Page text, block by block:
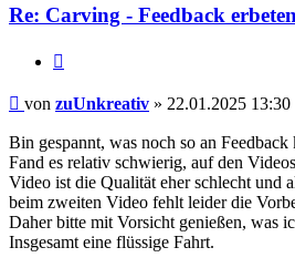
Re: Carving - Feedback erbeten
Beitrag
von zuUnkreativ » 22.01.2025 13:30
Bin gespannt, was noch so an Feedback
Fand es relativ schwierig, auf den
Video ist die Qualität eher schlecht und
beim zweiten Video fehlt leider die
Daher bitte mit Vorsicht genießen, was
Insgesamt eine flüssige Fahrt.